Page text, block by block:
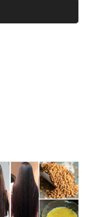
کرنے کے لئے
اینٹی ایجنگ